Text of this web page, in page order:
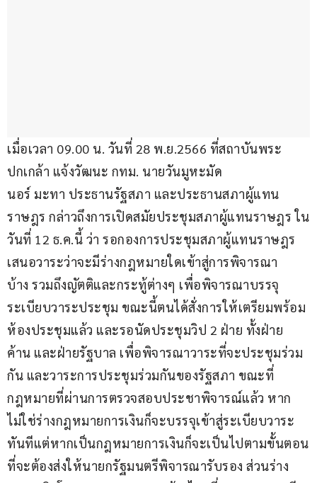
เมื่อเวลา 09.00 น. วันที่ 28 พ.ย.2566 ที่สถาบันพระ
ปกเกล้า แจ้งวัฒนะ กทม. นายวันมูหะมัด
นอร์ มะทา ประธานรัฐสภา และประธานสภาผู้แทน
ราษฎร กล่าวถึงการเปิดสมัยประชุมสภาผู้แทนราษฎร ใน
วันที่ 12 ธ.ค.นี้ ว่า รอกองการประชุมสภาผู้แทนราษฎร
เสนอวาระว่าจะมีร่างกฎหมายใดเข้าสู่การพิจารณา
บ้าง รวมถึงญัตติและกระทู้ต่างๆ เพื่อพิจารณาบรรจุ
ระเบียบวาระประชุม ขณะนี้ตนได้สั่งการให้เตรียมพร้อม
ห้องประชุมแล้ว และรอนัดประชุมวิป 2 ฝ่าย ทั้งฝ่าย
ค้าน และฝ่ายรัฐบาล เพื่อพิจารณาวาระที่จะประชุมร่วม
กัน และวาระการประชุมร่วมกันของรัฐสภา ขณะที่
กฎหมายที่ผ่านการตรวจสอบประชาพิจารณ์แล้ว หาก
ไม่ใช่ร่างกฎหมายการเงินก็จะบรรจุเข้าสู่ระเบียบวาระ
ทันทีแต่หากเป็นกฎหมายการเงินก็จะเป็นไปตามขั้นตอน
ที่จะต้องส่งให้นายกรัฐมนตรีพิจารณารับรอง ส่วนร่าง